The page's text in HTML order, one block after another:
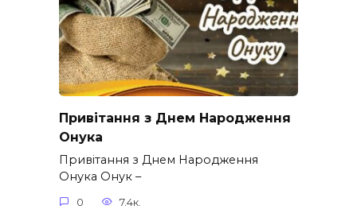
Привітання з Днем Народження
Онука
Привітання з Днем Народження
Онука Онук –
0 7.4к.